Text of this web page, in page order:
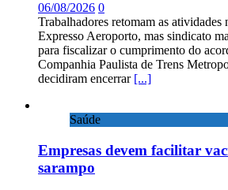
06/08/2026 0
Trabalhadores retomam as atividades
Expresso Aeroporto, mas sindicato
para fiscalizar o cumprimento do
Companhia Paulista de Trens
decidiram encerrar [...]
Saúde
Empresas devem facilitar
sarampo